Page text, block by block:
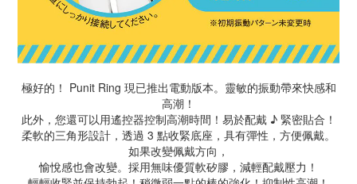
極好的！ Punit Ring 現已推出電動版本。靈敏的振動帶來快感和
高潮！
此外，您還可以用遙控器控制高潮時間！易於配戴 ♪ 緊密貼合！
柔軟的三角形設計，透過 3 點收緊底座，具有彈性，方便佩戴。
如果改變佩戴方向，
愉悅感也會改變。採用無味優質軟矽膠，減輕配戴壓力！